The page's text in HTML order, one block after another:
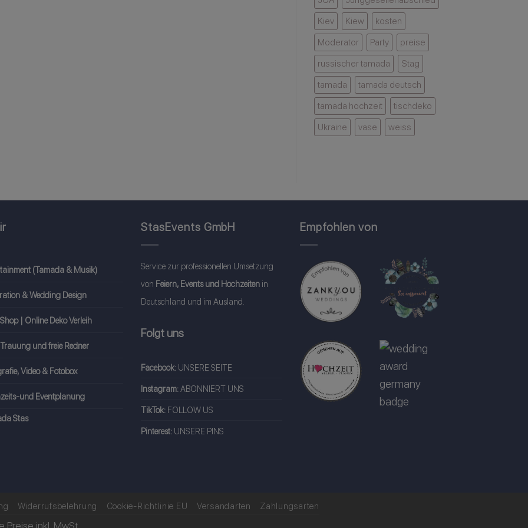
Kiev
Kiew
kosten
Moderator
Party
preise
russischer tamada
Stag
tamada
tamada deutsch
tamada hochzeit
tischdeko
Ukraine
vase weiss
(Tamada & Musik)
& Wedding Design
| Online Deko Verleih
und freie Redner
Video & Fotobox
und Eventplanung
Stas
StasEvents GmbH
Service zur professionellen Umsetzung
von Feiern, Events und Hochzeiten in
Deutschland und im Ausland.
Folgt uns
Facebook: UNSERE SEITE
Instagram:ABONNIERT UNS
TikTok: FOLLOW US
Pinterest: UNSERE PINS
Empfohlen von
Widerrufsbelehrung Cookie-Richtlinie EU Versandarten Zahlungsarten